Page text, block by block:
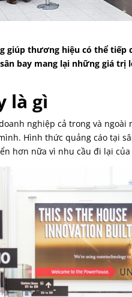
giúp thương hiệu có thể
bay mang lại những giá
là gì
nghiệp cả trong và
Hình thức quảng cáo tại
hơn nữa vì nhu cầu đi lại